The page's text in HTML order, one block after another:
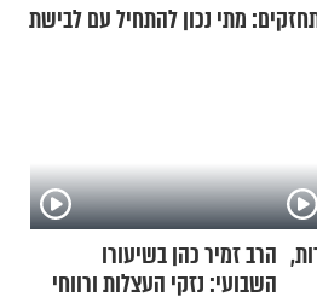
מתי נכון להתחיל עם לבישת
הרב זמיר כהן בשיעורו
השבועי: נזקי העצלות ורווחי